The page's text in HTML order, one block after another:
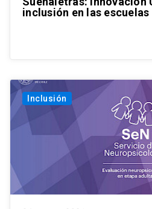
inclusión en las escuelas
Inclusión